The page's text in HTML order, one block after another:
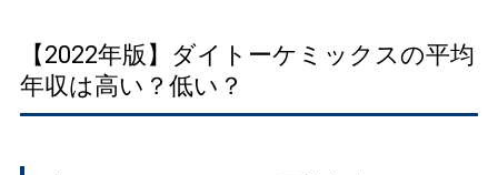
【2022年版】ダイトーケミックスの平均
年収は高い？低い？